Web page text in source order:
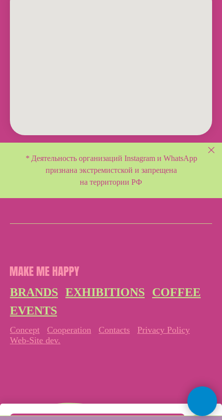
*Деятельность организаций Instagram и WhatsApp
признана экстремистской и запрещена
на территории РФ
BRANDS EXHIBITIONS
COFFEE
EVENTS
Concept Cooperation Contacts
Privacy Policy
Web-Site dev.